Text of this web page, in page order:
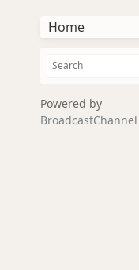
Home
Powered by
BroadcastChannel